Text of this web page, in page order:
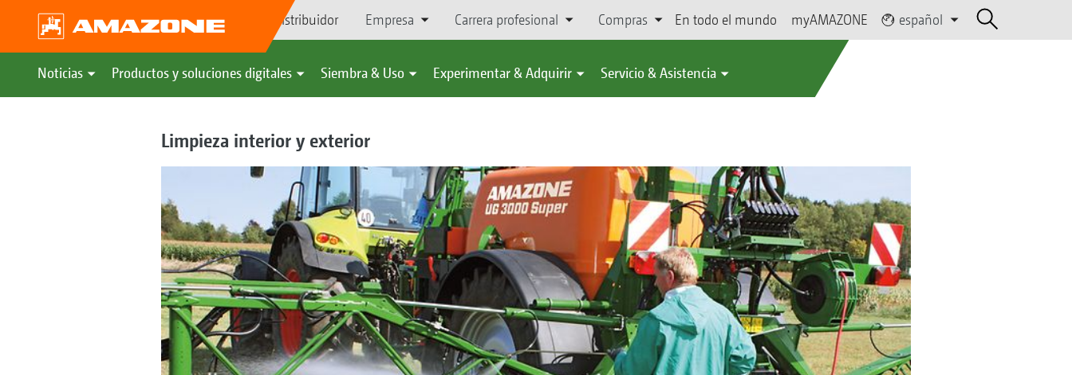
Búsqueda de distribuidor Empresa Carrera profesional Compras En todo el mundo myAMAZONE español
Noticias Productos y soluciones digitales Siembra & Uso Experimentar & Adquirir Servicio & Asistencia
Limpieza interior y exterior